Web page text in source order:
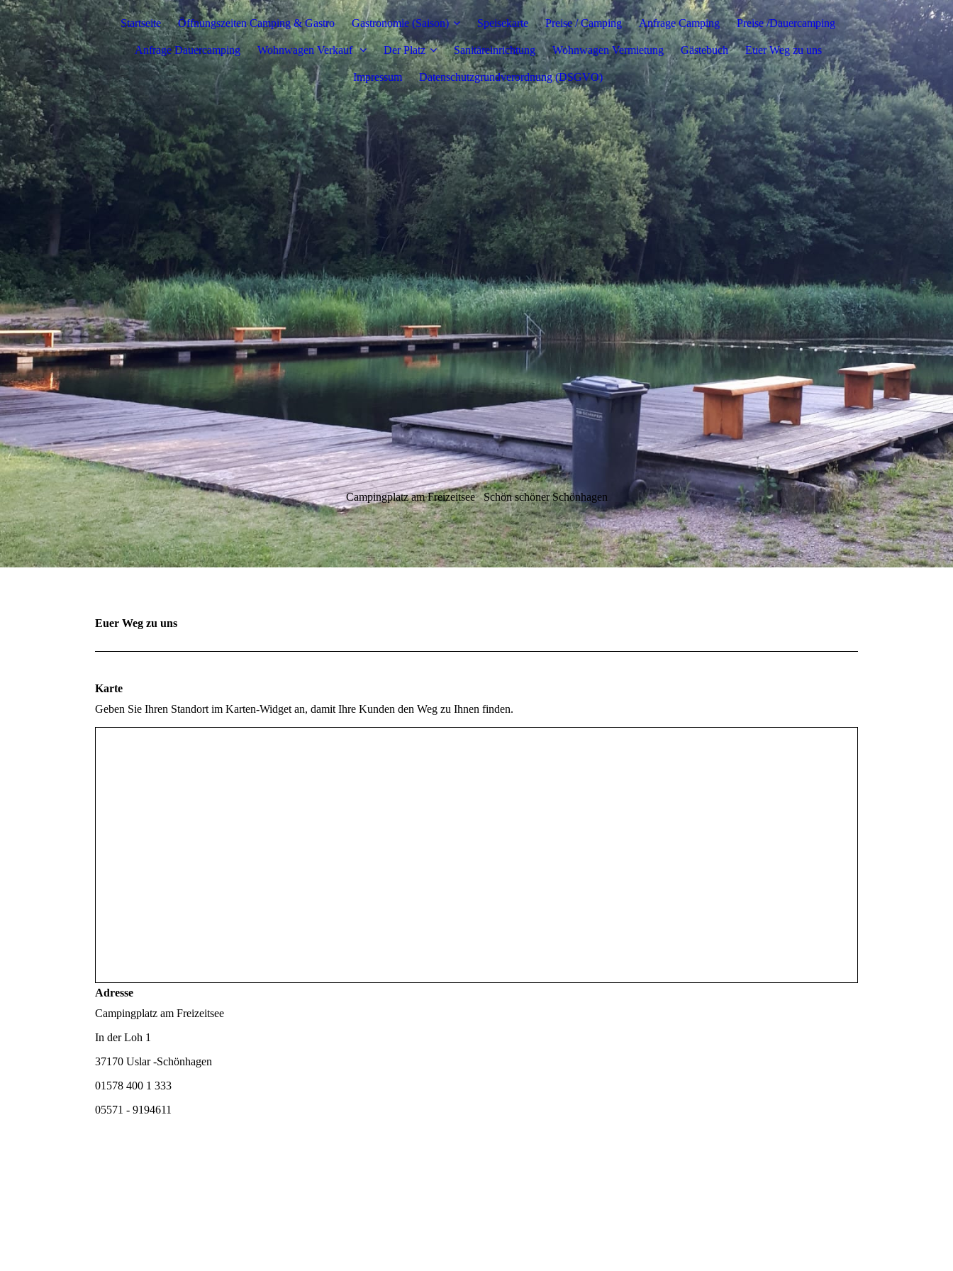
Startseite Öffnungszeiten Camping & Gastro Gastronomie (Saison) Speisekarte Preise / Camping Anfrage Camping Preise /Dauercamping
Anfrage Dauercamping Wohnwagen Verkauf Der Platz Sanitäreinrichtung Wohnwagen Vermietung Gästebuch Euer Weg zu uns
Impressum Datenschutzgrundverordnung (DSGVO)
Campingplatz am Freizeitsee Schön schöner Schönhagen
Euer Weg zu uns
Karte
Geben Sie Ihren Standort im Karten-Widget an, damit Ihre Kunden den Weg zu Ihnen finden.
Adresse
Campingplatz am Freizeitsee
In der Loh 1
37170 Uslar -Schönhagen
01578 400 1 333
05571 - 9194611